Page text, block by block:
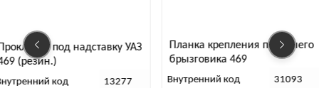
под надставку УАЗ
(резин.)
код 13277
Планка крепления переднего
брызговика 469
Внутренний код 31093